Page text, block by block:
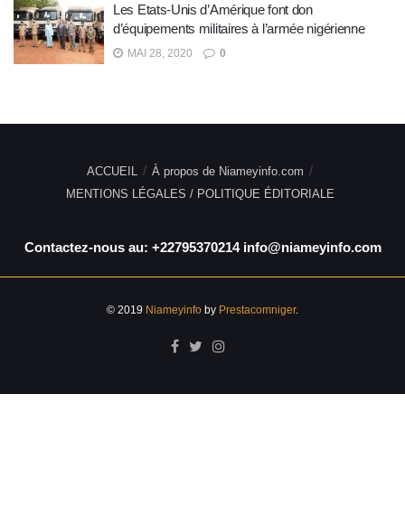
Les Etats-Unis d’Amérique font don
d’équipements militaires à l’armée nigérienne
MAI 28, 2020 0
ACCUEIL
À propos de Niameyinfo.com
MENTIONS LÉGALES / POLITIQUE ÉDITORIALE
Contactez-nous au: +22795370214 info@niameyinfo.com
© 2019 Niameyinfo by Prestacomniger.